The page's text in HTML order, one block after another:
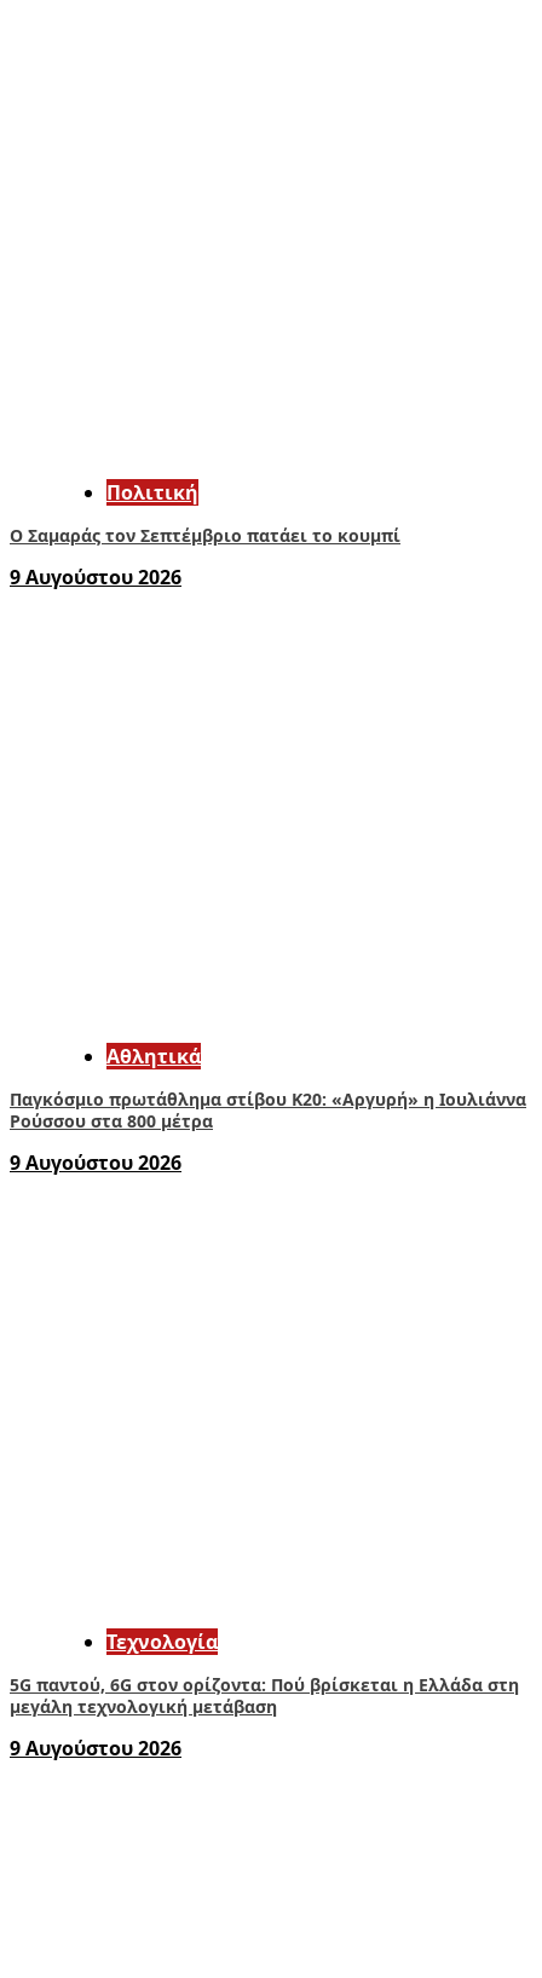
Πολιτική
Ο Σαμαράς τον Σεπτέμβριο πατάει το κουμπί
9 Αυγούστου 2026
Αθλητικά
Παγκόσμιο πρωτάθλημα στίβου Κ20: «Αργυρή» η Ιουλιάννα
Ρούσσου στα 800 μέτρα
9 Αυγούστου 2026
Τεχνολογία
5G παντού, 6G στον ορίζοντα: Πού βρίσκεται η Ελλάδα στη
μεγάλη τεχνολογική μετάβαση
9 Αυγούστου 2026